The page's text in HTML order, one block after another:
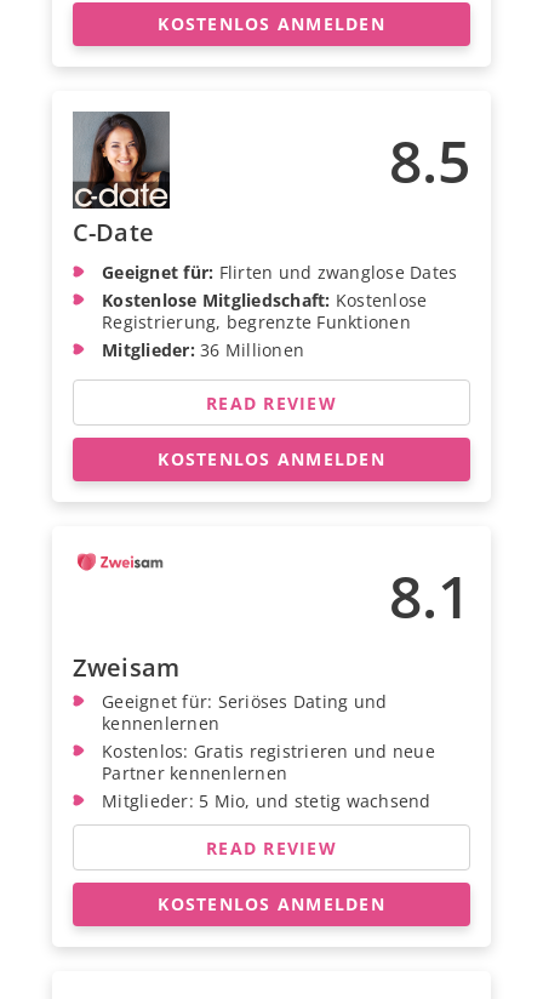
KOSTENLOS ANMELDEN
8.5
C-Date
Geeignet für: Flirten und zwanglose Dates
Kostenlose Mitgliedschaft: Kostenlose
Registrierung, begrenzte Funktionen
Mitglieder: 36 Millionen
READ REVIEW
KOSTENLOS ANMELDEN
8.1
Zweisam
Geeignet für: Seriöses Dating und
kennenlernen
Kostenlos: Gratis registrieren und neue
Partner kennenlernen
Mitglieder: 5 Mio, und stetig wachsend
READ REVIEW
KOSTENLOS ANMELDEN